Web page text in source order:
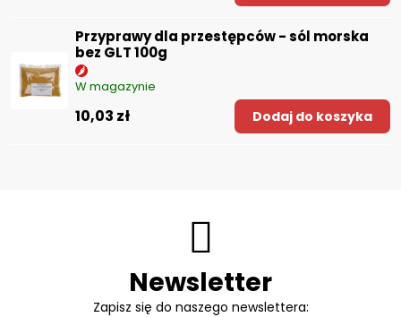
Przyprawy dla przestępców - sól morska
bez GLT 100g
W magazynie
10,03 zł Dodaj do koszyka
Newsletter
Zapisz się do naszego newslettera: